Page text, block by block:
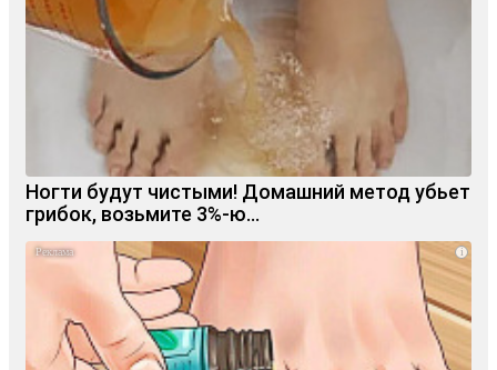
Ногти будут чистыми! Домашний метод убьет
грибок, возьмите 3%-ю…
i